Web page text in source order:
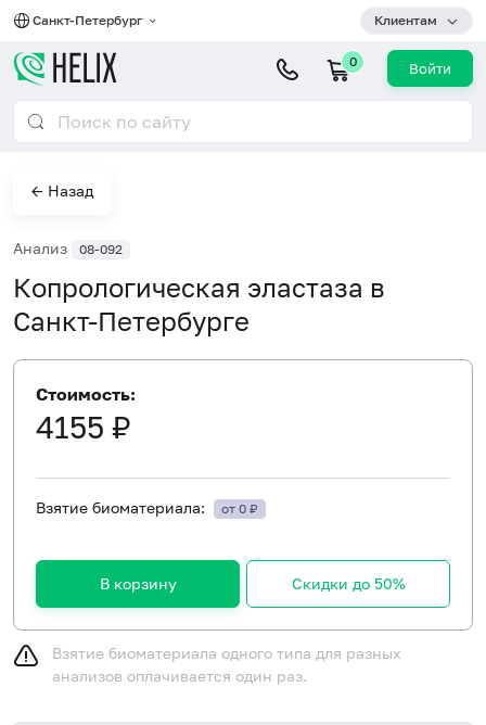
Санкт-Петербург Клиентам
0 Войти
← Назад
Анализ 08-092
Копрологическая эластаза в
Санкт-Петербурге
Стоимость:
4155 ₽
Взятие биоматериала: от 0 ₽
В корзину Скидки до 50%
Взятие биоматериала одного типа для разных
анализов оплачивается один раз.